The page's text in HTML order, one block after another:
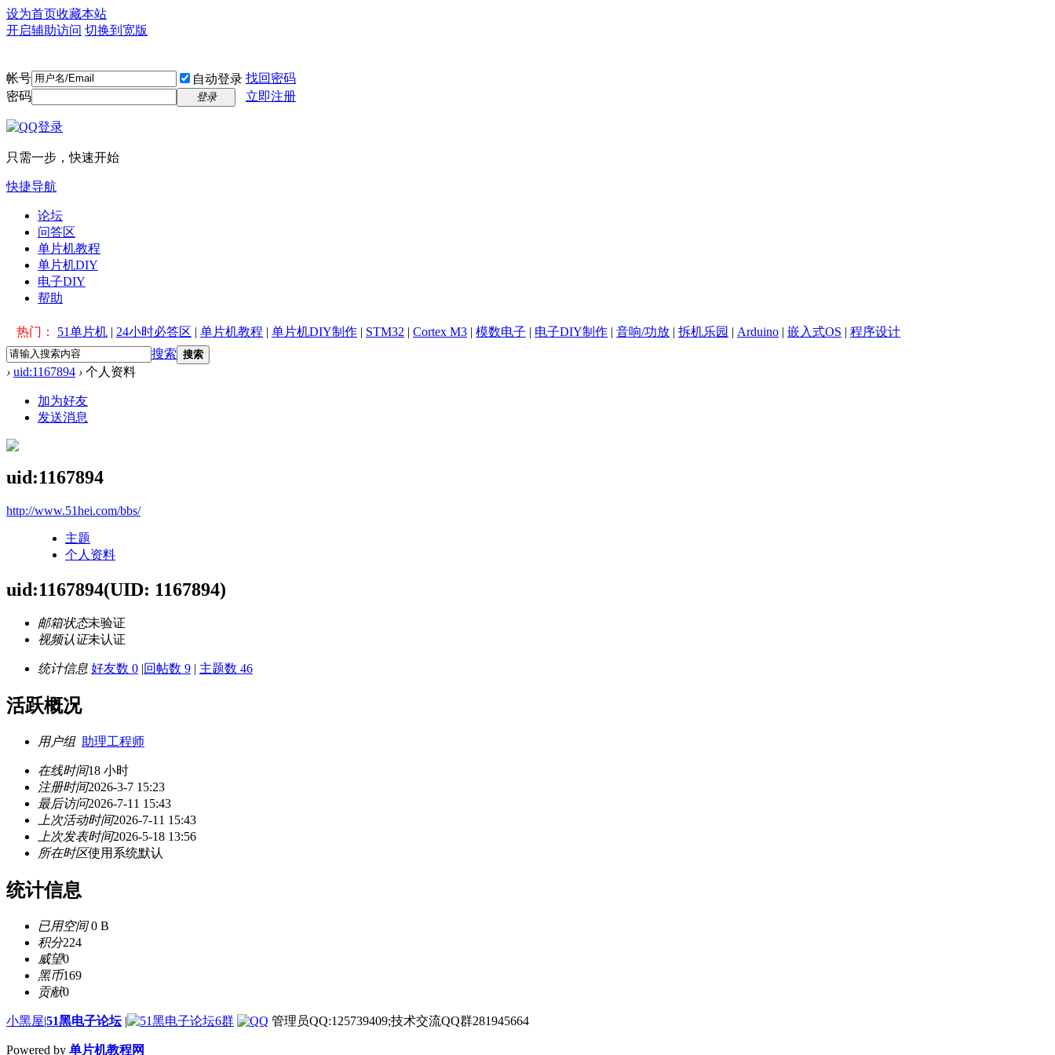
设为首页收藏本站
开启辅助访问 切换到宽版
帐号 自动登录 找回密码
密码
登录 立即注册
只需一步，快速开始
快捷导航
论坛
问答区
单片机教程
单片机DIY
电子DIY
帮助
热门： 51单片机 | 24小时必答区 | 单片机教程 | 单片机DIY制作 | STM32 | Cortex M3 | 模数电子 | 电子DIY制作 | 音响/功放 | 拆机乐园 | Arduino | 嵌入式OS | 程序设计
搜索 搜索
› uid:1167894 › 个人资料
加为好友
发送消息
uid:1167894
http://www.51hei.com/bbs/
主题
个人资料
uid:1167894(UID: 1167894)
邮箱状态未验证
视频认证未认证
统计信息 好友数 0 |回帖数 9 | 主题数 46
活跃概况
用户组 助理工程师
在线时间18 小时
注册时间2026-3-7 15:23
最后访问2026-7-11 15:43
上次活动时间2026-7-11 15:43
上次发表时间2026-5-18 13:56
所在时区使用系统默认
统计信息
已用空间0 B
积分224
威望0
黑币169
贡献0
小黑屋|51黑电子论坛 | 管理员QQ:125739409;技术交流QQ群281945664
Powered by 单片机教程网